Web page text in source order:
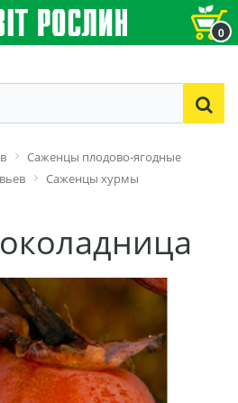
0
Саженцы плодово-ягодные
Саженцы хурмы